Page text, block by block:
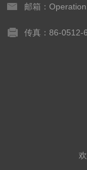
邮箱：
传真：86-0512-